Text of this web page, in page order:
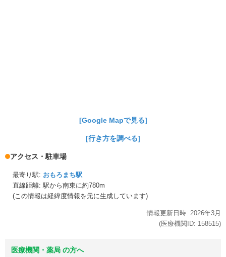
[Google Mapで見る]
[行き方を調べる]
アクセス・駐車場
最寄り駅: おもろまち駅
直線距離: 駅から南東に約780m
(この情報は経緯度情報を元に生成しています)
情報更新日時: 2026年3月
(医療機関ID: 158515)
医療機関・薬局 の方へ